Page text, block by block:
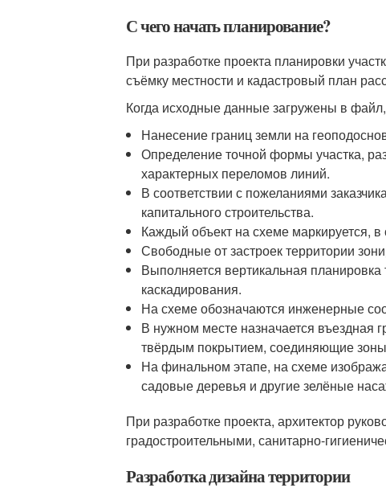
С чего начать планирование?
При разработке проекта планировки
съёмку местности и кадастровый план
Когда исходные данные загружены в
Нанесение границ земли на
Определение точной формы участка,
характерных переломов линий.
В соответствии с пожеланиями
капитального строительства.
Каждый объект на схеме маркируется, в
Свободные от застроек территории
Выполняется вертикальная
каскадирования.
На схеме обозначаются инженерные
В нужном месте назначается въездная
твёрдым покрытием, соединяющие
На финальном этапе, на схеме
садовые деревья и другие зелёные
При разработке проекта, архитектор
градостроительными, санитарно-
Разработка дизайна территории